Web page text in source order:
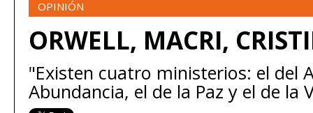
OPINIÓN
ORWELL, MACRI,
"Existen cuatro ministerios: el del
Abundancia, el de la Paz y el de la